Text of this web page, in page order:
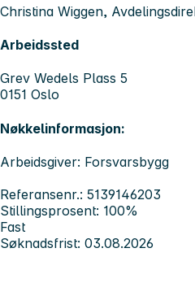
Christina Wiggen,
Arbeidssted
Grev Wedels Plass 5
0151 Oslo
Nøkkelinformasjon:
Arbeidsgiver: Forsvarsbygg
Referansenr.: 5139146203
Stillingsprosent: 100%
Fast
Søknadsfrist: 03.08.2026